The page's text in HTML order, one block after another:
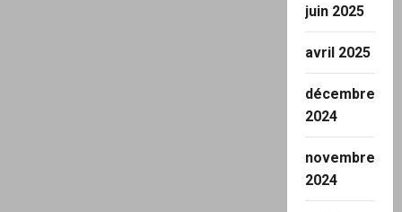
juin 2025
avril 2025
décembre
2024
novembre
2024